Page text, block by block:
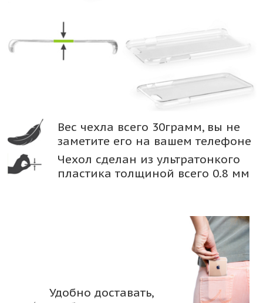
Вес чехла всего 30грамм, вы не
заметите его на вашем телефоне
Чехол сделан из ультратонкого
пластика толщиной всего 0.8 мм
Удобно доставать,